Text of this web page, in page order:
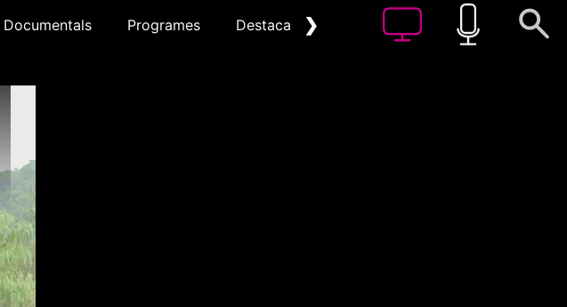
Documentals Programes Destacat ❯